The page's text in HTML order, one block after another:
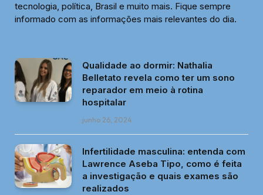
tecnologia, política, Brasil e muito mais. Fique sempre
informado com as informações mais relevantes do dia.
Qualidade ao dormir: Nathalia
Belletato revela como ter um sono
reparador em meio à rotina
hospitalar
junho 26, 2024
Infertilidade masculina: entenda com
Lawrence Aseba Tipo, como é feita
a investigação e quais exames são
realizados